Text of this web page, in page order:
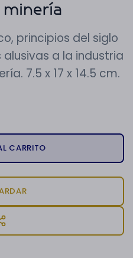
principios del siglo
alusivas a la industria
7.5 x 17 x 14.5 cm.
CARRITO